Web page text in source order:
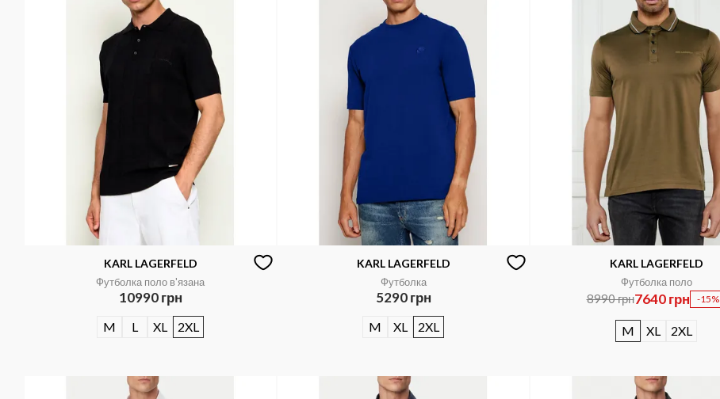
KARL LAGERFELD
Футболка поло в'язана
10990 грн
M L XL 2XL
KARL LAGERFELD
Футболка
5290 грн
M XL 2XL
KARL LAGERFELD
Футболка поло
8990 грн7640 грн -15%
M XL 2XL